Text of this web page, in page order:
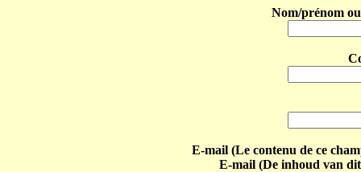
Nom/prénom
E-mail (Le contenu de ce
E-mail (De inhoud van